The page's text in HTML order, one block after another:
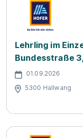
Lehrling im
Bundesstraße
01.09.2026
5300 Hallwang